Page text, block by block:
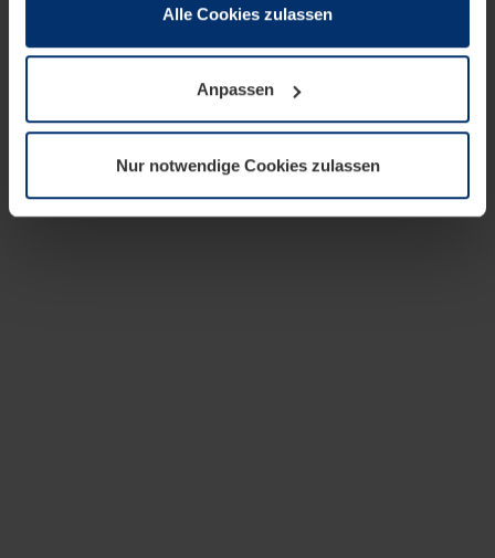
wenn diese für den Betrieb dieser Seite unbedingt
notwendig sind. Für alle anderen Cookie-Typen benötigen
wir Ihre Erlaubnis. Ihre Einwilligung können Sie jederzeit
Datenschutzerklärungunserer Website ändern oder
widerrufen.
Alle Cookies zulassen
Anpassen
Nur notwendige Cookies zulassen